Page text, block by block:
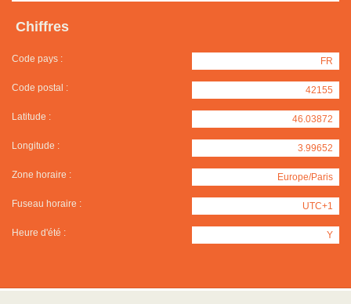
Chiffres
Code pays : FR
Code postal : 42155
Latitude : 46.03872
Longitude : 3.99652
Zone horaire : Europe/Paris
Fuseau horaire : UTC+1
Heure d'été : Y